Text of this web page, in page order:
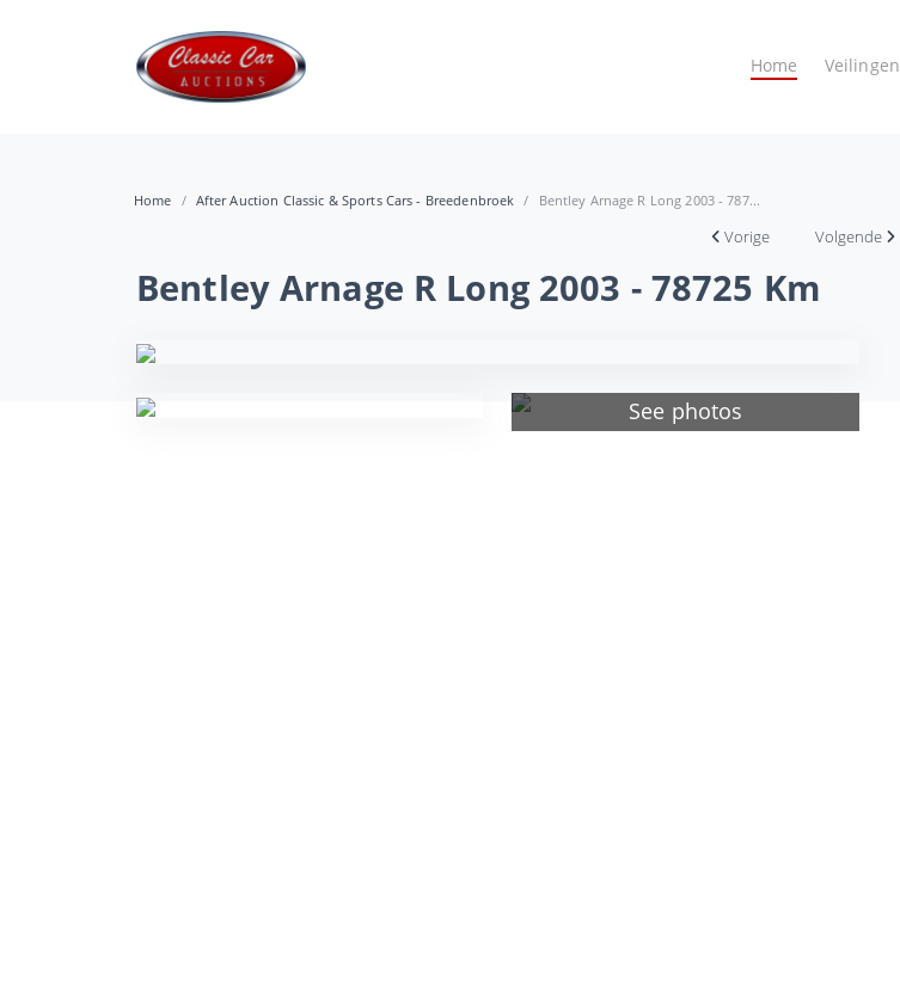
Home Veilingen
Home After Auction Classic & Sports Cars - Breedenbroek Bentley Arnage R Long 2003 - 787...
Vorige Volgende
Bentley Arnage R Long 2003 - 78725 Km
See photos